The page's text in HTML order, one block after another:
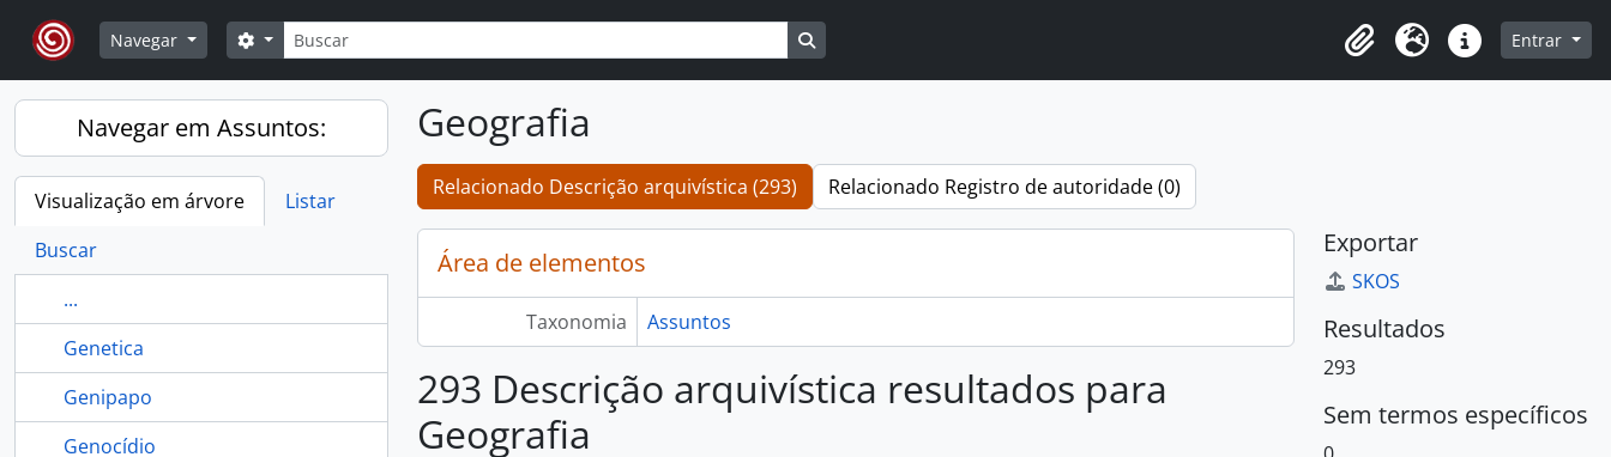
Skip to main content
Navegar
Buscar
Opções de busca
Área de Transferência
Idioma Atalhos Entrar
Navegar em Assuntos:
Visualização em árvore
Listar
Buscar
...
Genetica
Genipapo
Genocídio
Geografia
Relacionado Descrição arquivística (293) Relacionado Registro de autoridade (0)
Área de elementos
Taxonomia Assuntos
293 Descrição arquivística resultados para
Geografia
Exportar
SKOS
Resultados
293
Sem termos específicos